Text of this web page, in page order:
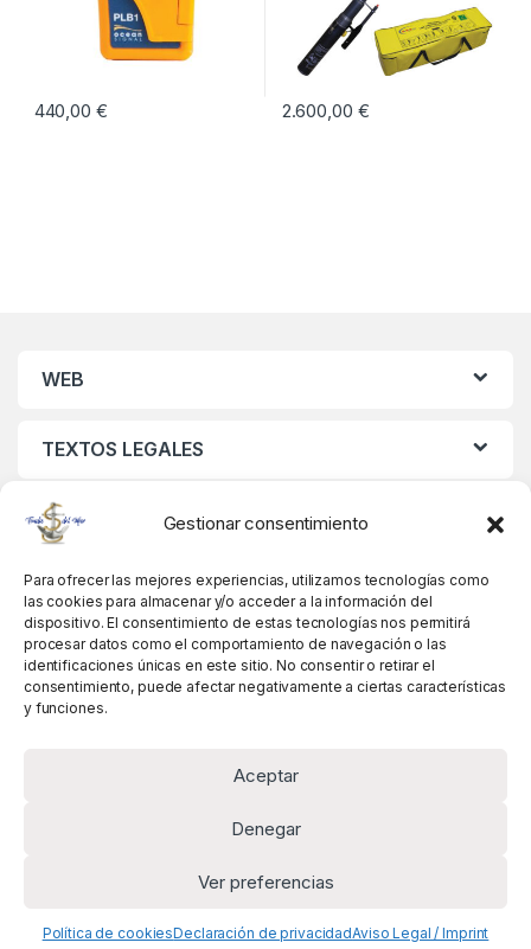
Gestionar consentimiento
Para ofrecer las mejores experiencias, utilizamos tecnologías como
las cookies para almacenar y/o acceder a la información del
dispositivo. El consentimiento de estas tecnologías nos permitirá
procesar datos como el comportamiento de navegación o las
identificaciones únicas en este sitio. No consentir o retirar el
consentimiento, puede afectar negativamente a ciertas características
y funciones.
Aceptar
Denegar
Ver preferencias
Política de cookiesDeclaración de privacidadAviso Legal / Imprint
440,00 € 2.600,00 €
WEB
TEXTOS LEGALES
MIS DATOS
Alguna pregunta? Llámanos!
+34 981 845 358